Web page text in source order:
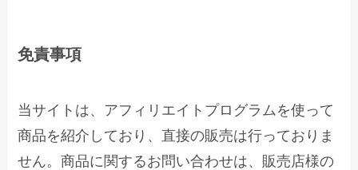
免責事項
当サイトは、アフィリエイトプログラムを使って
商品を紹介しており、直接の販売は行っておりま
せん。商品に関するお問い合わせは、販売店様の